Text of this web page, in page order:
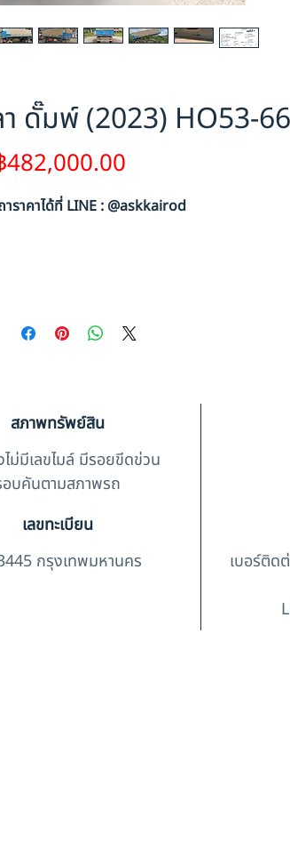
ดั๊มพ์ (2023) HO53-
482,000.00
ราคาได้ที่ LINE : @askkairod
สภาพทรัพย์สิน
ม่มีเลขไมล์ มีรอยขีดข่วน
อบคันตามสภาพรถ
เลขทะเบียน
กรุงเทพมหานคร
เบอร์ติด